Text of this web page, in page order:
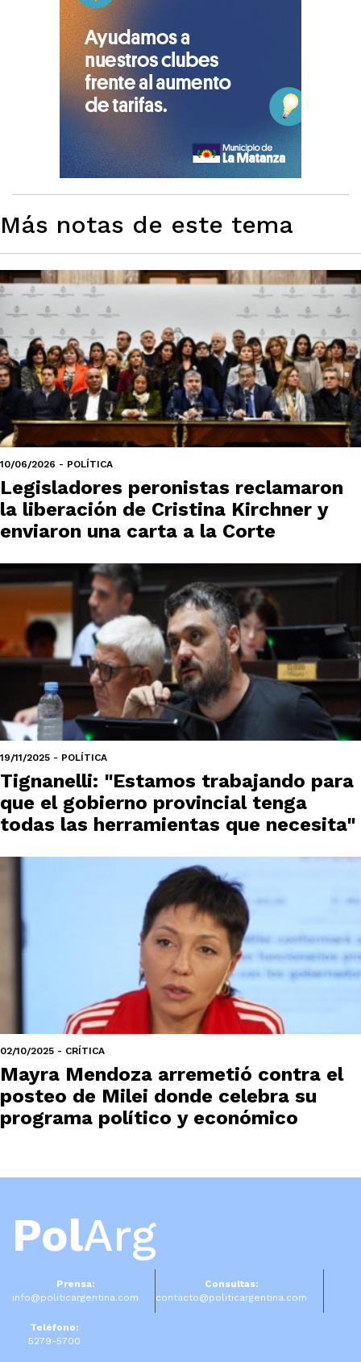
Más notas de este tema
10/06/2026 - POLÍTICA
Legisladores peronistas reclamaron
la liberación de Cristina Kirchner y
enviaron una carta a la Corte
19/11/2025 - POLÍTICA
Tignanelli: "Estamos trabajando para
que el gobierno provincial tenga
todas las herramientas que necesita"
02/10/2025 - CRÍTICA
Mayra Mendoza arremetió contra el
posteo de Milei donde celebra su
programa político y económico
PolArg
Prensa:
info@politicargentina.com
Consultas:
contacto@politicargentina.com
Teléfono:
5279-5700